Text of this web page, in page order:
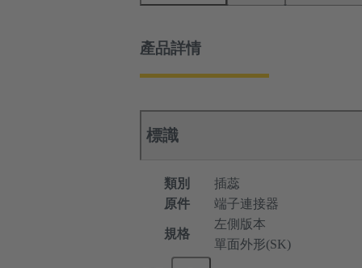
產品詳情
標識
類別
插蕊
原件
端子連接器
規格
左側版本
單面外形(SK)